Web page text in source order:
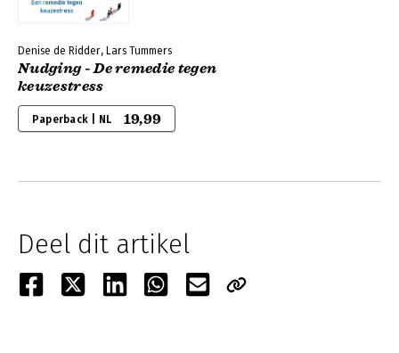
Denise de Ridder, Lars Tummers
Nudging - De remedie tegen
keuzestress
Paperback | NL 19,99
Deel dit artikel